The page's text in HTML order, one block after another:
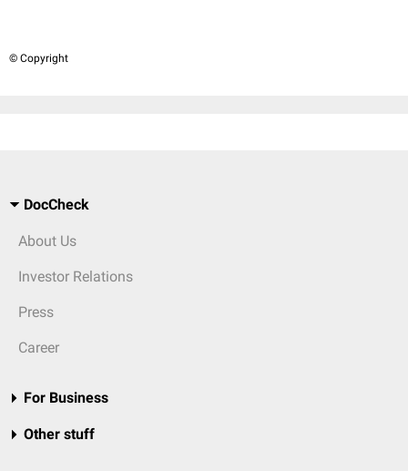
© Copyright
DocCheck
About Us
Investor Relations
Press
Career
For Business
Other stuff